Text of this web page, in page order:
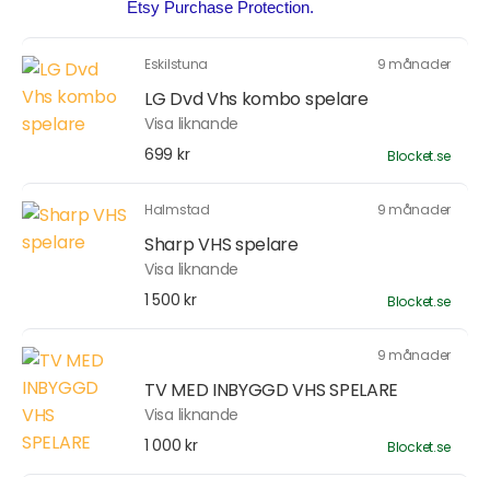
Eskilstuna 9 månader
LG Dvd Vhs kombo spelare
Visa liknande
699 kr
Blocket.se
Halmstad 9 månader
Sharp VHS spelare
Visa liknande
1 500 kr
Blocket.se
9 månader
TV MED INBYGGD VHS SPELARE
Visa liknande
1 000 kr
Blocket.se